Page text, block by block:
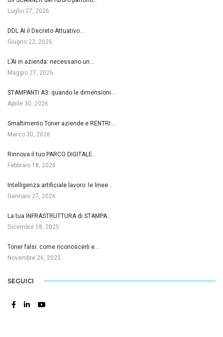
Luglio 27, 2026
DDL AI il Decreto Attuativo…
Giugno 22, 2026
L’AI in azienda: necessario un…
Maggio 27, 2026
STAMPANTI A3: quando le dimensioni…
Aprile 30, 2026
Smaltimento Toner aziende e RENTRI:…
Marzo 30, 2026
Rinnova il tuo PARCO DIGITALE…
Febbraio 18, 2026
Intelligenza artificiale lavoro: le linee…
Gennaio 27, 2026
La tua INFRASTRUTTURA di STAMPA…
Dicembre 18, 2025
Toner falsi: come riconoscerli e…
Novembre 26, 2025
SEGUICI